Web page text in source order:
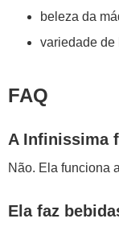
beleza da
variedade de
FAQ
A Infinissima
Não. Ela funciona
Ela faz